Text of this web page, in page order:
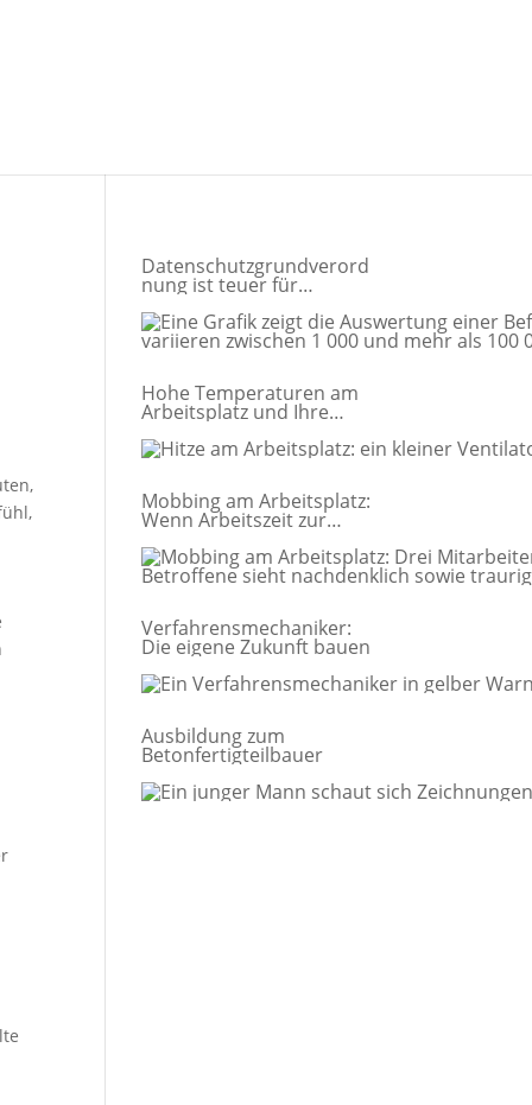
Datenschutzgrundverord
nung ist teuer für
Hohe Temperaturen am
Arbeitsplatz und Ihre
Mobbing am Arbeitsplatz:
Wenn Arbeitszeit zur
Verfahrensmechaniker:
Die eigene Zukunft bauen
Ausbildung zum
Betonfertigteilbauer